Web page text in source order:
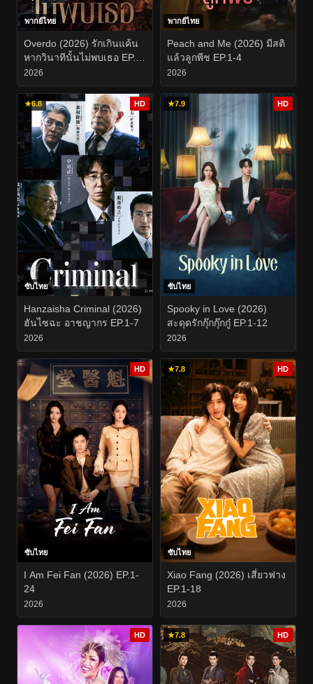
พากย์ไทย
Overdo (2026) รักเกินแค้น
หากวินาทีนั้นไม่พบเธอ EP.1-
33
2026
พากย์ไทย
Peach and Me (2026) มีสติ
แล้วลูกพีช EP.1-4
2026
★6.8 HD
ซับไทย
Hanzaisha Criminal (2026)
ฮันไซฉะ อาชญากร EP.1-7
2026
★7.9 HD
ซับไทย
Spooky in Love (2026)
สะดุดรักกุ๊กกุ๊กกู๋ EP.1-12
2026
HD
ซับไทย
I Am Fei Fan (2026) EP.1-
24
2026
★7.8 HD
ซับไทย
Xiao Fang (2026) เสี่ยวฟาง
EP.1-18
2026
HD ★7.8 HD